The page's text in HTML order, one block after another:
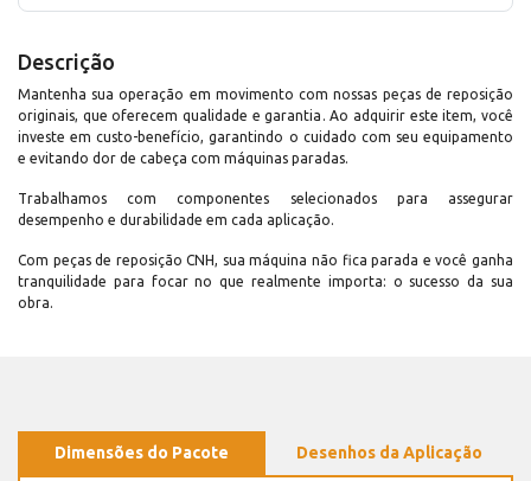
Descrição
Mantenha sua operação em movimento com nossas peças de reposição
originais, que oferecem qualidade e garantia. Ao adquirir este item, você
investe em custo-benefício, garantindo o cuidado com seu equipamento
e evitando dor de cabeça com máquinas paradas.
Trabalhamos com componentes selecionados para assegurar
desempenho e durabilidade em cada aplicação.
Com peças de reposição CNH, sua máquina não fica parada e você ganha
tranquilidade para focar no que realmente importa: o sucesso da sua
obra.
Dimensões do Pacote Desenhos da Aplicação